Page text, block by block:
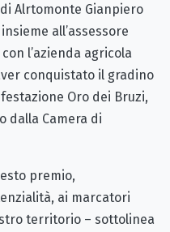
Alrtomonte Gianpiero
all’assessore
l’azienda agricola
conquistato il gradino
Oro dei Bruzi,
dalla Camera di
premio,
ai marcatori
territorio – sottolinea